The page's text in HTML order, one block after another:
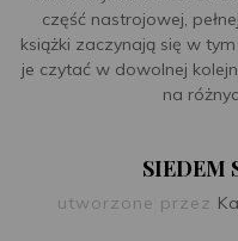
część nastrojowej,
książki zaczynają się w
je czytać w dowolnej
na
SIEDEM
utworzone przez